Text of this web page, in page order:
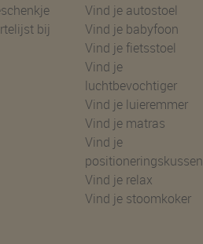
bij
Vind je autostoel
Vind je babyfoon
Vind je fietsstoel
Vind je
luchtbevochtiger
Vind je luieremmer
Vind je matras
Vind je
positioneringskussen
Vind je relax
Vind je stoomkoker